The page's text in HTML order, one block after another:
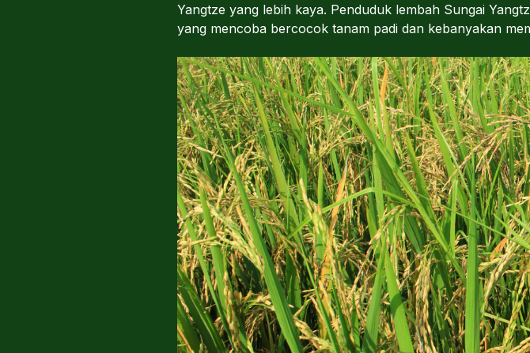
Yangtze yang lebih kaya. Penduduk lembah Sungai
yang mencoba bercocok tanam padi dan kebanyakan